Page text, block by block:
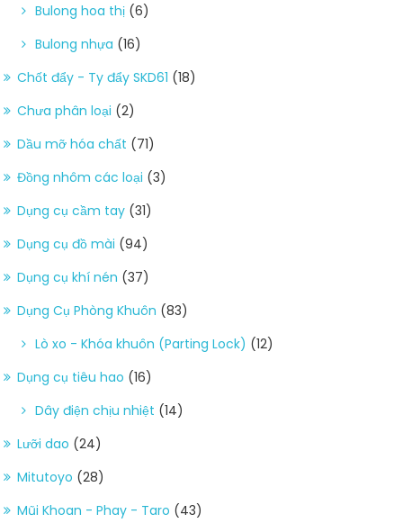
Bulong hoa thị (6)
Bulong nhựa (16)
Chốt đẩy - Ty đẩy SKD61 (18)
Chưa phân loại (2)
Dầu mỡ hóa chất (71)
Đồng nhôm các loại (3)
Dụng cụ cầm tay (31)
Dụng cụ đồ mài (94)
Dụng cụ khí nén (37)
Dụng Cụ Phòng Khuôn (83)
Lò xo - Khóa khuôn (Parting Lock) (12)
Dụng cụ tiêu hao (16)
Dây điện chịu nhiệt (14)
Lưỡi dao (24)
Mitutoyo (28)
Mũi Khoan - Phay - Taro (43)